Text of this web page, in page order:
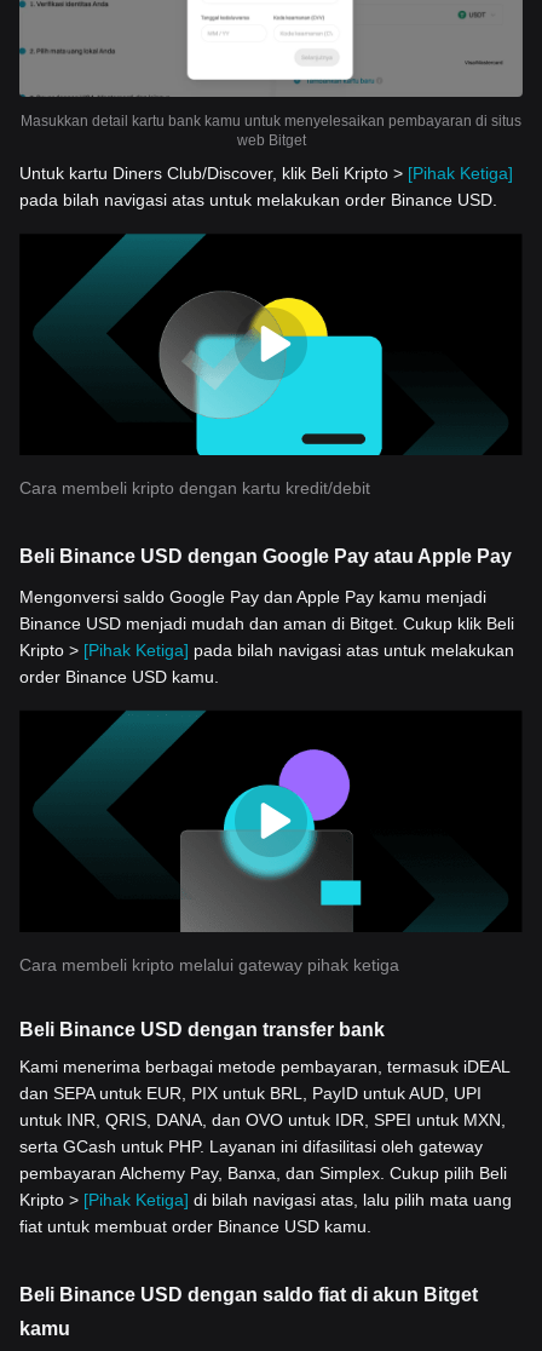
Masukkan detail kartu bank kamu untuk menyelesaikan pembayaran di situs
web Bitget
Untuk kartu Diners Club/Discover, klik Beli Kripto > [Pihak Ketiga]
pada bilah navigasi atas untuk melakukan order Binance USD.
Cara membeli kripto dengan kartu kredit/debit
Beli Binance USD dengan Google Pay atau Apple Pay
Mengonversi saldo Google Pay dan Apple Pay kamu menjadi
Binance USD menjadi mudah dan aman di Bitget. Cukup klik Beli
Kripto > [Pihak Ketiga] pada bilah navigasi atas untuk melakukan
order Binance USD kamu.
Cara membeli kripto melalui gateway pihak ketiga
Beli Binance USD dengan transfer bank
Kami menerima berbagai metode pembayaran, termasuk iDEAL
dan SEPA untuk EUR, PIX untuk BRL, PayID untuk AUD, UPI
untuk INR, QRIS, DANA, dan OVO untuk IDR, SPEI untuk MXN,
serta GCash untuk PHP. Layanan ini difasilitasi oleh gateway
pembayaran Alchemy Pay, Banxa, dan Simplex. Cukup pilih Beli
Kripto > [Pihak Ketiga] di bilah navigasi atas, lalu pilih mata uang
fiat untuk membuat order Binance USD kamu.
Beli Binance USD dengan saldo fiat di akun Bitget
kamu